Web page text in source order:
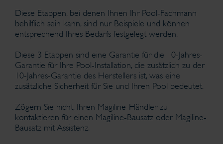
Diese Etappen, bei denen Ihnen Ihr Pool-Fachmann
behilflich sein kann, sind nur Beispiele und können
entsprechend Ihres Bedarfs festgelegt werden.
Diese 3 Etappen sind eine Garantie für die 10-Jahres-
Garantie für Ihre Pool-Installation, die zusätzlich zu der
10-Jahres-Garantie des Herstellers ist, was eine
zusätzliche Sicherheit für Sie und Ihren Pool bedeutet.
Zögern Sie nicht, Ihren Magiline-Händler zu
kontaktieren für einen Magiline-Bausatz oder Magiline-
Bausatz mit Assistenz.